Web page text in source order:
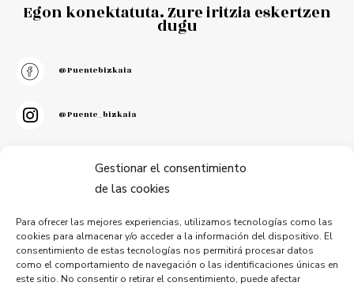
Gestionar el consentimiento
de las cookies
Para ofrecer las mejores experiencias, utilizamos tecnologías como las
cookies para almacenar y/o acceder a la información del dispositivo. El
consentimiento de estas tecnologías nos permitirá procesar datos
como el comportamiento de navegación o las identificaciones únicas en
este sitio. No consentir o retirar el consentimiento, puede afectar
Egon konektatuta. Zure iritzia eskertzen
dugu
@puentebizkaia
@puente_bizkaia
Harpidetu gure buletinera